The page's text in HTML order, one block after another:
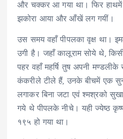
और चक्कर आ गया था। फिर हाथमें
झकोरा आया और आँखें लग गयीं।
उस समय वहाँ पीपलका वृक्ष था।
उगी है। जहाँ कालूराम सोये थे,
पहर वहाँ महर्षि तुष अपनी
कंकरीले टीले हैं, उनके बीचमें एक
लगाकर बिना जटा एवं श्मश्रको
गये थे पीपलके नीचे। यही ज्येष्ठ
१९५ हो गया था।